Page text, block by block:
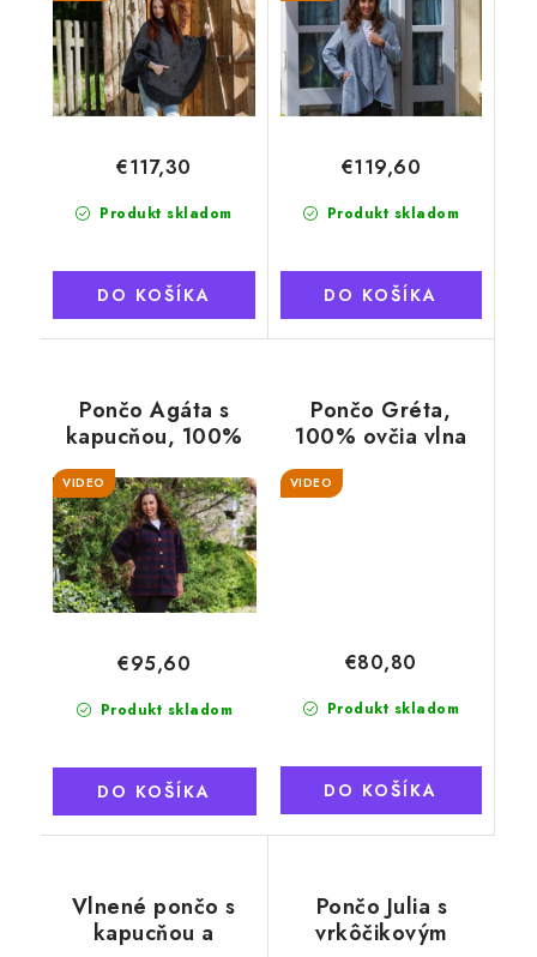
Produkt skladom
€117,30
DO KOŠÍKA
Produkt skladom
€119,60
DO KOŠÍKA
Pončo Agáta s
kapucňou, 100%
ovčia vlna
VIDEO
Produkt skladom
€95,60
DO KOŠÍKA
Pončo Gréta,
100% ovčia vlna
VIDEO
Produkt skladom
€80,80
DO KOŠÍKA
Vlnené pončo s
kapucňou a
Pončo Julia s
vrkôčikovým